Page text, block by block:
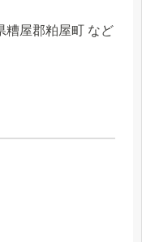
糟屋郡粕屋町 など